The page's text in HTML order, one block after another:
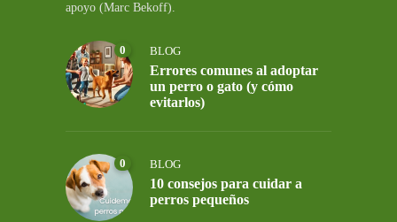
apoyo (Marc Bekoff).
0 BLOG
Errores comunes al adoptar
un perro o gato (y cómo
evitarlos)
0 BLOG
10 consejos para cuidar a
perros pequeños